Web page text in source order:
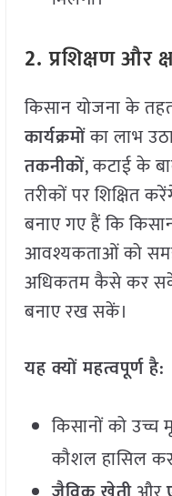
2.प्रशिक्षण और
किसान योजना के
कार्यक्रमोंका लाभ
तकनीकों, कटाई के
तरीकों पर शिक्षित
बनाए गए हैं कि
आवश्यकताओं को
अधिकतम कैसे कर सकें,
बनाए रख सकें।
यह क्यों महत्वपूर्ण है:
किसानों को
कौशल हासिल